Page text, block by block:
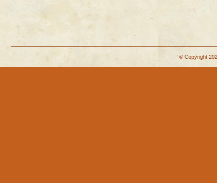
© Copyright